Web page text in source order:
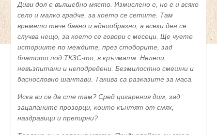
Диви дол е вълшебно място. Измислено e, но е и всяко
село и малко градче, за което се сетите. Там
времето тече бавно и еднообразно, а всеки ден се
случва нещо, за което се говори с месеци. Ще чуете
историите по междите, през стоборите, зад
блатото под ТКЗС-то, в кръчмата. Нелепи,
невъзпитани и неподредени. Безмилостно смешни и
баснословно шантави. Такива са разказите за маса.
Иска ви се да сте там? Сред цигарения дим, зад
зацапаните прозорци, които кънтят от смях,
наздравици и препирни?